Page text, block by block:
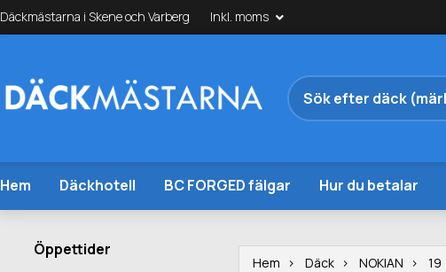
Däckmästarna i Skene och Varberg Inkl. moms
Hem Däckhotell BC FORGED fälgar Hur du betalar
Öppettider
Hem Däck NOKIAN 19